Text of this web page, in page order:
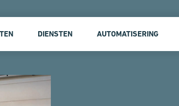
DIENSTEN AUTOMATISERING